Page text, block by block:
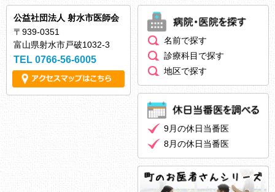
名前で探す
診療科目で探す
地区で探す
9月の休日当番医
8月の休日当番医
公益社団法人 射水市医師会
〒939-0351
富山県射水市戸破1032-3
TEL 0766-56-6005